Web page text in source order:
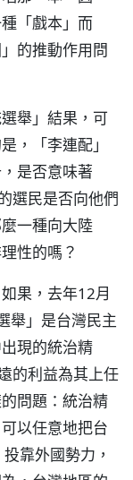
「戲本」而
的推動作用問
舉」結果，可
，「李連配」
是否意味著
選民是否向他們
一種向大陸
性的嗎？
果，去年12月
舉」是台灣民主
現的統治精
的利益為其上任
問題：統治精
以任意地把台
靠外國勢力，